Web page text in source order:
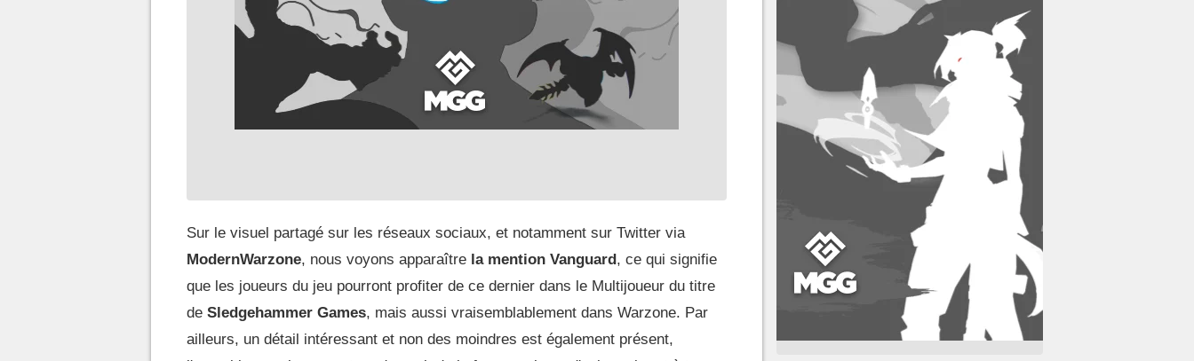
Sur le visuel partagé sur les réseaux sociaux, et notamment sur Twitter via
ModernWarzone, nous voyons apparaître la mention Vanguard, ce qui signifie
que les joueurs du jeu pourront profiter de ce dernier dans le Multijoueur du titre
de Sledgehammer Games, mais aussi vraisemblablement dans Warzone. Par
ailleurs, un détail intéressant et non des moindres est également présent,